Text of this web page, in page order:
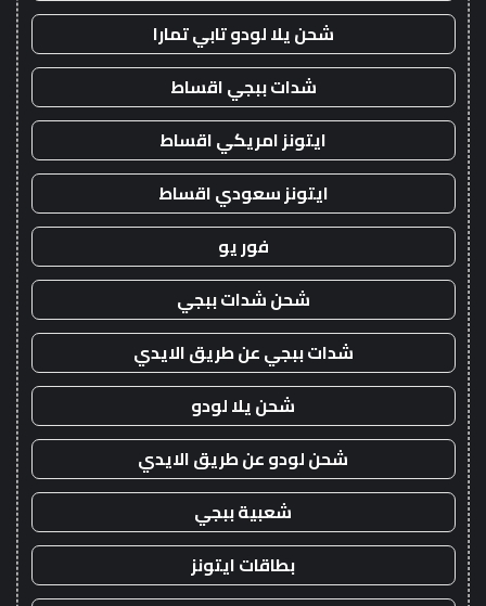
شحن يلا لودو تابي تمارا
شدات ببجي اقساط
ايتونز امريكي اقساط
ايتونز سعودي اقساط
فور يو
شحن شدات ببجي
شدات ببجي عن طريق الايدي
شحن يلا لودو
شحن لودو عن طريق الايدي
شعبية ببجي
بطاقات ايتونز